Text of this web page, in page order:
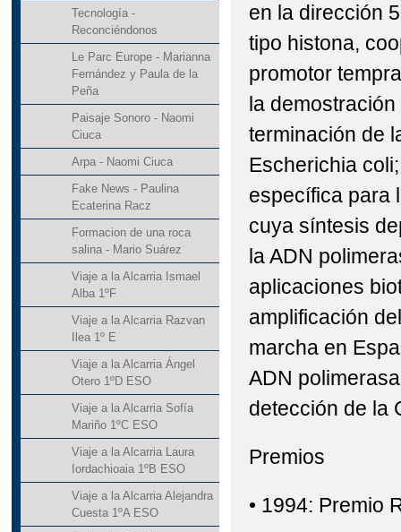
Tecnología -
Reconciéndonos
Le Parc Europe - Marianna
Fernández y Paula de la
Peña
Paisaje Sonoro - Naomi
Ciuca
Arpa - Naomi Ciuca
Fake News - Paulina
Ecaterina Racz
Formacion de una roca
salina - Mario Suárez
Viaje a la Alcarria Ismael
Alba 1ºF
Viaje a la Alcarria Razvan
Ilea 1º E
Viaje a la Alcarria Ángel
Otero 1ºD ESO
Viaje a la Alcarria Sofía
Mariño 1ºC ESO
Viaje a la Alcarria Laura
Iordachioaia 1ºB ESO
Viaje a la Alcarria Alejandra
Cuesta 1ºA ESO
en la dirección
tipo histona,
promotor
la
terminación de
Escherichia
específica para
cuya síntesis
la ADN
aplicaciones
amplificación
marcha en
ADN
detección de la
Premios
• 1994: Premio